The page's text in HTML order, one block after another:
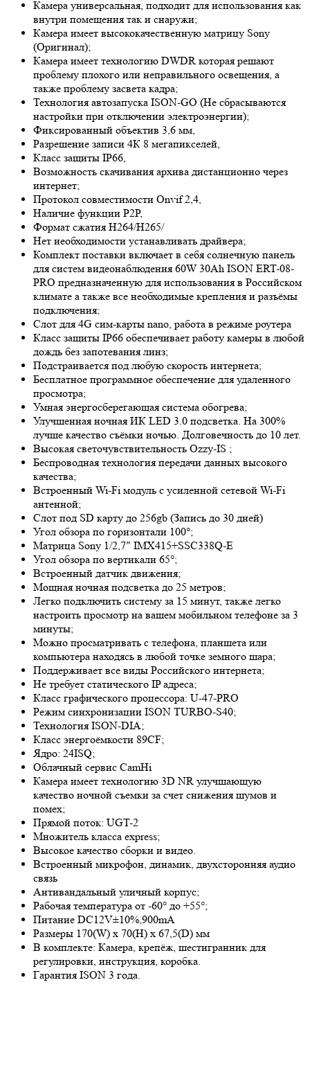
Камера универсальная, подходит для использования как
внутри помещения так и снаружи;
Камера имеет высококачественную матрицу Sony
(Оригинал);
Камера имеет технологию DWDR которая решают
проблему плохого или неправильного освещения, а
также проблему засвета кадра;
Технология автозапуска ISON-GO (Не сбрасываются
настройки при отключении электроэнергии);
Фиксированный объектив 3,6 мм,
Разрешение записи 4К 8 мегапикселей,
Класс защиты IP66,
Возможность скачивания архива дистанционно через
интернет;
Протокол совместимости Onvif 2,4,
Наличие функции P2P,
Формат сжатия H264/H265/
Нет необходимости устанавливать драйвера;
Комплект поставки включает в себя солнечную панель
для систем видеонаблюдения 60W 30Ah ISON ERT-08-
PRO предназначенную для использования в Российском
климате а также все необходимые крепления и разъёмы
подключения;
Слот для 4G сим-карты nano, работа в режиме роутера
Класс защиты IP66 обеспечивает работу камеры в любой
дождь без запотевания линз;
Подстраивается под любую скорость интернета;
Бесплатное программное обеспечение для удаленного
просмотра;
Умная энергосберегающая система обогрева;
Улучшенная ночная ИК LED 3.0 подсветка. На 300%
лучше качество съёмки ночью. Долговечность до 10 лет.
Высокая светочувствительность Ozzy-IS ;
Беспроводная технология передачи данных высокого
качества;
Встроенный Wi-Fi модуль с усиленной сетевой Wi-Fi
антенной;
Слот под SD карту до 256gb (Запись до 30 дней)
Угол обзора по горизонтали 100°;
Матрица Sony 1/2,7″ IMX415+SSC338Q-E
Угол обзора по вертикали 65°;
Встроенный датчик движения;
Мощная ночная подсветка до 25 метров;
Легко подключить систему за 15 минут, также легко
настроить просмотр на вашем мобильном телефоне за 3
минуты;
Можно просматривать с телефона, планшета или
компьютера находясь в любой точке земного шара;
Поддерживает все виды Российского интернета;
Не требует статического IP адреса;
Класс графического процессора: U-47-PRO
Режим синхронизации ISON TURBO-S40;
Технология ISON-DIA;
Класс энергоёмкости 89CF;
Ядро: 24ISQ;
Облачный сервис СamHi
Камера имеет технологию 3D NR улучшающую
качество ночной съемки за счет снижения шумов и
помех;
Прямой поток: UGT-2
Множитель класса express;
Высокое качество сборки и видео.
Встроенный микрофон, динамик, двухсторонняя аудио
связь
Антивандальный уличный корпус;
Рабочая температура от -60° до +55°;
Питание DC12V±10%,900mA
Размеры 170(W) x 70(H) x 67,5(D) мм
В комплекте: Камера, крепёж, шестигранник для
регулировки, инструкция, коробка.
Гарантия ISON 3 года.